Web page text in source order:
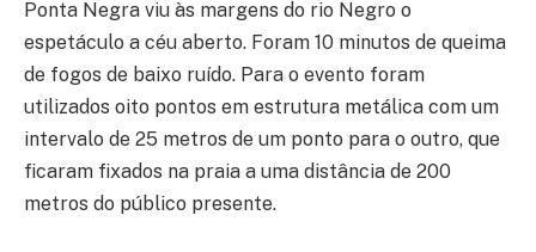
Ponta Negra viu às margens do rio Negro o
espetáculo a céu aberto. Foram 10 minutos de queima
de fogos de baixo ruído. Para o evento foram
utilizados oito pontos em estrutura metálica com um
intervalo de 25 metros de um ponto para o outro, que
ficaram fixados na praia a uma distância de 200
metros do público presente.